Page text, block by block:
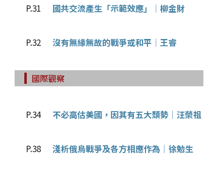
P.31 國共交流產生「示範效應」│柳金財
P.32 沒有無緣無故的戰爭或和平│王睿
國際觀察
P.34 不必高估美國，因其有五大頹勢│汪榮祖
P.38 淺析俄烏戰爭及各方相應作為│徐勉生